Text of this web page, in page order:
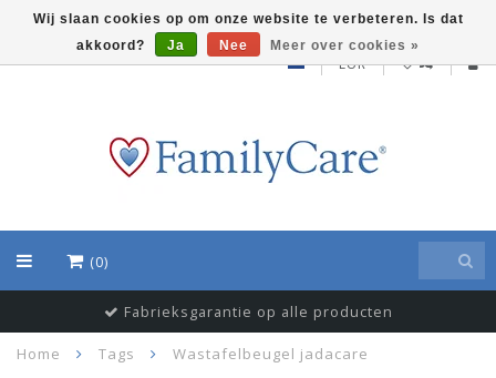
EUR
(0)
Fabrieksgarantie op alle producten
Home Tags Wastafelbeugel jadacare
Wij slaan cookies op om onze website te verbeteren. Is dat
akkoord?
Ja Nee Meer over cookies »